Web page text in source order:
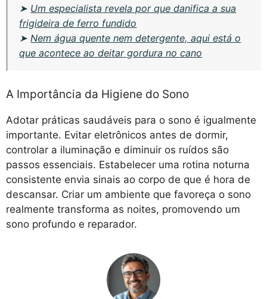
➤ Um especialista revela por que danifica a sua
frigideira de ferro fundido
➤ Nem água quente nem detergente, aqui está o
que acontece ao deitar gordura no cano
A Importância da Higiene do Sono
Adotar práticas saudáveis para o sono é igualmente
importante. Evitar eletrônicos antes de dormir,
controlar a iluminação e diminuir os ruídos são
passos essenciais. Estabelecer uma rotina noturna
consistente envia sinais ao corpo de que é hora de
descansar. Criar um ambiente que favoreça o sono
realmente transforma as noites, promovendo um
sono profundo e reparador.